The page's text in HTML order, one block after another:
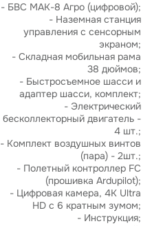
- БВС МАК-8 Агро (цифровой);
- Наземная станция
управления с сенсорным
экраном;
- Складная мобильная рама
38 дюймов;
- Быстросъемное шасси и
адаптер шасси, комплект;
- Электрический
бесколлекторный двигатель -
4 шт.;
- Комплект воздушных винтов
(пара) - 2шт.;
- Полетный контроллер FC
(прошивка Ardupilot);
- Цифровая камера, 4K Ultra
HD с 6 кратным зумом;
- Инструкция;